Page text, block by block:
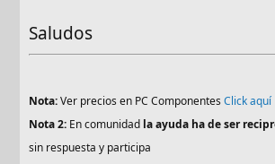
Saludos
Nota:Ver precios en PC ComponentesClick aquí
Nota 2: En comunidad la ayuda ha de ser
sin respuesta y participa